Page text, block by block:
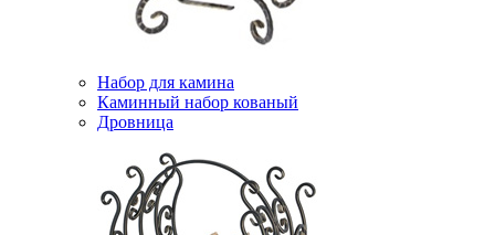
Набор для камина
Каминный набор кованый
Дровница